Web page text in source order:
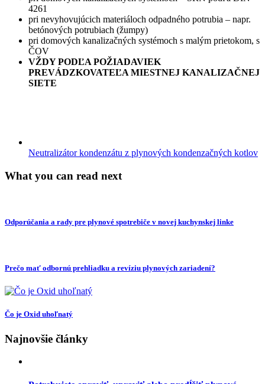
4261
pri nevyhovujúcich materiáloch odpadného potrubia – napr.
betónových potrubiach (žumpy)
pri domových kanalizačných systémoch s malým prietokom, s
ČOV
VŽDY PODĽA POŽIADAVIEK
PREVÁDZKOVATEĽA MIESTNEJ KANALIZAČNEJ
SIETE
Neutralizátor kondenzátu z plynových kondenzačných kotlov
What you can read next
Odporúčania a rady pre plynové spotrebiče v novej kuchynskej linke
Prečo mať odbornú prehliadku a revíziu plynových zariadení?
Čo je Oxid uhoľnatý
Najnovšie články